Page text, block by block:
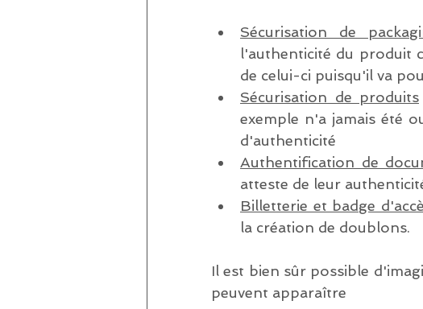
Sécurisation de
l'authenticité du produit
de celui-ci puisqu'il va
Sécurisation de produits
exemple n'a jamais été
d'authenticité
Authentification de
atteste de leur
Billetterie et badge
la création de doublons.
Il est bien sûr possible
peuvent apparaître